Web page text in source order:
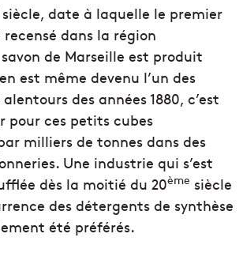
siècle, date à laquelle le premier
dans la région
de Marseille est produit
est même devenu l’un des
des années 1880, c’est
pour ces petits cubes
milliers de tonnes dans des
Une industrie qui s’est
dès la moitié du 20ème siècle
des détergents de synthèse
été préférés.